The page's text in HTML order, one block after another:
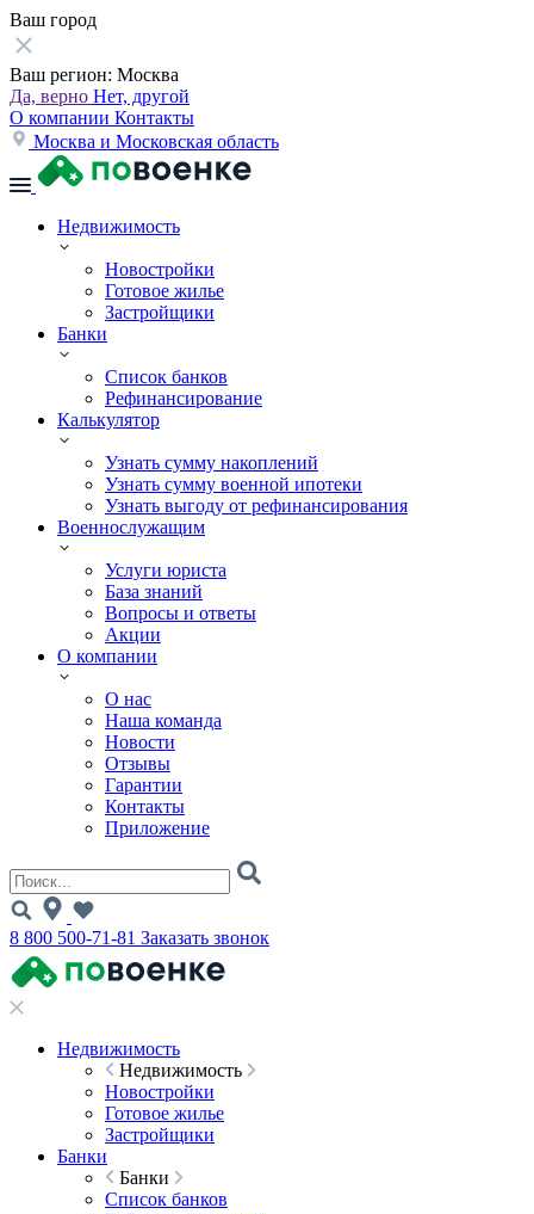
Ваш город
Ваш регион: Москва
Да, верно Нет, другой
О компании Контакты
Москва и Московская область
Недвижимость
Новостройки
Готовое жилье
Застройщики
Банки
Список банков
Рефинансирование
Калькулятор
Узнать сумму накоплений
Узнать сумму военной ипотеки
Узнать выгоду от рефинансирования
Военнослужащим
Услуги юриста
База знаний
Вопросы и ответы
Акции
О компании
О нас
Наша команда
Новости
Отзывы
Гарантии
Контакты
Приложение
8 800 500-71-81 Заказать звонок
Недвижимость
Недвижимость
Новостройки
Готовое жилье
Застройщики
Банки
Банки
Список банков